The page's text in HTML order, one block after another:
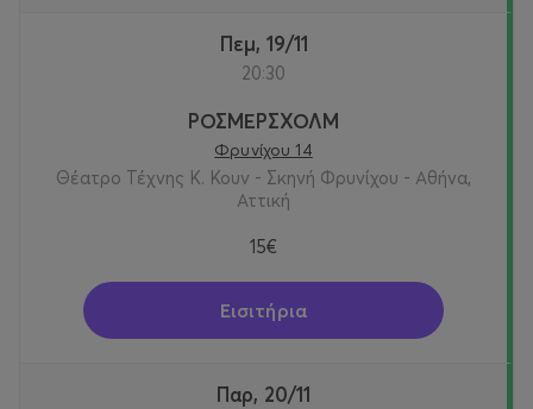
Πεμ, 19/11
20:30
ΡΟΣΜΕΡΣΧΟΛΜ
Φρυνίχου 14
Θέατρο Τέχνης Κ. Κουν - Σκηνή Φρυνίχου - Αθήνα,
Αττική
15€
Εισιτήρια
Παρ, 20/11